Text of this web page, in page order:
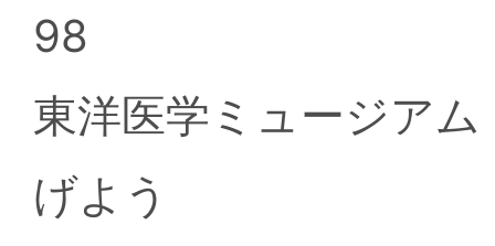
98
東洋医学ミュージア
げよう